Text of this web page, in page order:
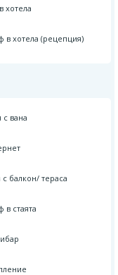
хотела
в хотела (рецепция)
с вана
с балкон/ тераса
в стаята